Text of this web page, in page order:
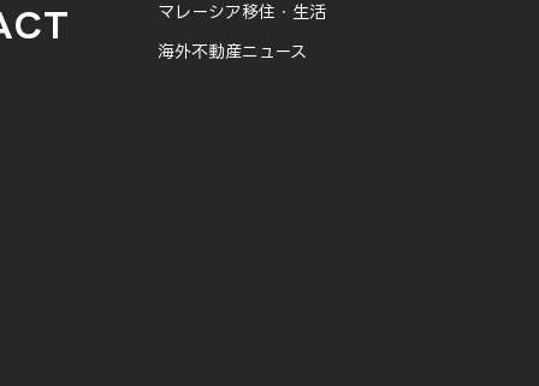
マレーシア移住・生活
海外不動産ニュース